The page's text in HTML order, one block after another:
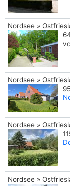
Nordsee »
Nordsee »
Nordsee »
Nordsee »